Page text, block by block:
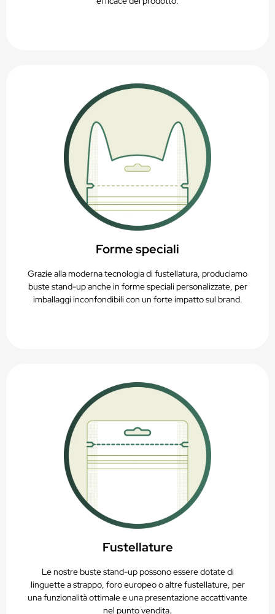
Forme speciali
Grazie alla moderna tecnologia di fustellatura, produciamo
buste stand-up anche in forme speciali personalizzate, per
imballaggi inconfondibili con un forte impatto sul brand.
Fustellature
Le nostre buste stand-up possono essere dotate di
linguette a strappo, foro europeo o altre fustellature, per
una funzionalità ottimale e una presentazione accattivante
nel punto vendita.